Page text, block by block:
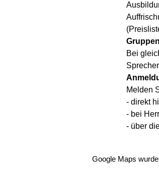
Bei
Melden
- direkt
- bei
- über
Google Maps